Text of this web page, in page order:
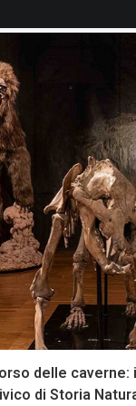
degli Orsi
delle
di Storia